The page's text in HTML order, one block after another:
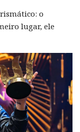
o
lugar, ele